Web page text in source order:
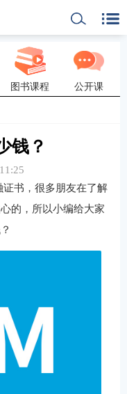
图书课程 公开课
钱？
书，很多朋友在了解
的，所以小编给大家